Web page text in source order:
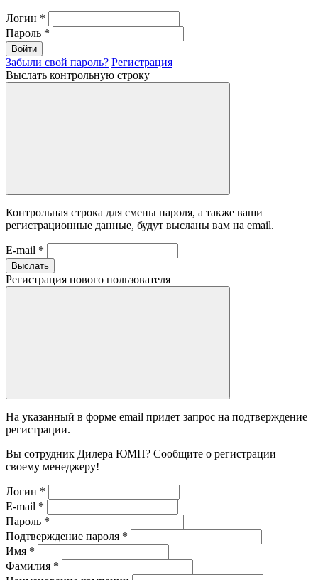
Логин *
Пароль *
Войти
Забыли свой пароль? Регистрация
Выслать контрольную строку
Контрольная строка для смены пароля, а также ваши
регистрационные данные, будут высланы вам на email.
E-mail *
Выслать
Регистрация нового пользователя
На указанный в форме email придет запрос на подтверждение
регистрации.
Вы сотрудник Дилера ЮМП? Сообщите о регистрации
своему менеджеру!
Логин *
E-mail *
Пароль *
Подтверждение пароля *
Имя *
Фамилия *